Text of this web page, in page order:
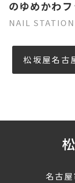
のゆめかわ
NAIL STATION
松坂屋名古
名古